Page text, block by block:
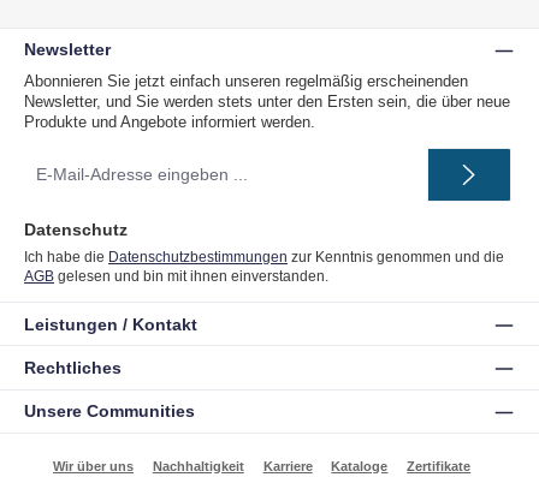
Newsletter
Abonnieren Sie jetzt einfach unseren regelmäßig erscheinenden
Newsletter, und Sie werden stets unter den Ersten sein, die über neue
Produkte und Angebote informiert werden.
Mail-
Datenschutz
Ich habe die Datenschutzbestimmungen zur Kenntnis genommen und die
AGB gelesen und bin mit ihnen einverstanden.
Unsere Communities
Leistungen / Kontakt
Rechtliches
Wir über uns Nachhaltigkeit Karriere Kataloge Zertifikate